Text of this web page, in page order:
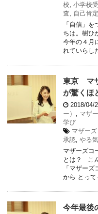
校 小学校
査
自己肯
「自信」
ちは。樹ひ
今年の４月
れていらし
東京 マ
が驚くほ
2018/04/
ー）
マザ
学び
マザー
承認 やる気
マザーズコ
とは？ こ
「マザー
から とって
今年最後